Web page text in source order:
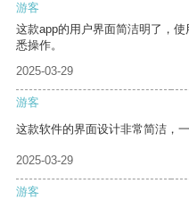
游客
这款app的用户界面简洁明了，
悉操作。
2025-03-29
游客
这款软件的界面设计非常简洁，一
2025-03-29
游客